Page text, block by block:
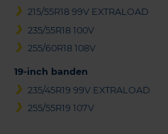
215/55R18 99V EXTRALOAD
235/55R18 100V
255/60R18 108V
19-inch banden
235/45R19 99V EXTRALOAD
255/55R19 107V